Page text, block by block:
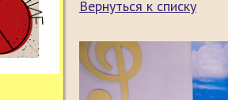
Вернуться к списку